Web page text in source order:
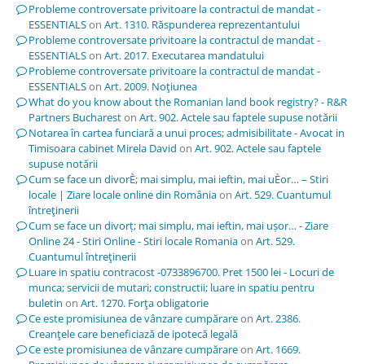
Probleme controversate privitoare la contractul de mandat -
ESSENTIALSon Art. 1310. Răspunderea reprezentantului
Probleme controversate privitoare la contractul de mandat -
ESSENTIALSon Art. 2017. Executarea mandatului
Probleme controversate privitoare la contractul de mandat -
ESSENTIALSon Art. 2009. Noţiunea
What do you know about the Romanian land book registry? - R&R
Partners Buchareston Art. 902. Actele sau faptele supuse notării
Notarea în cartea funciară a unui proces; admisibilitate - Avocat in
Timisoara cabinet Mirela David on Art. 902. Actele sau faptele
supuse notării
Cum se face un divorÈ; mai simplu, mai ieftin, mai uÈor… – Stiri
locale | Ziare locale online din Româniaon Art. 529. Cuantumul
întreţinerii
Cum se face un divorț; mai simplu, mai ieftin, mai ușor… - Ziare
Online 24 - Stiri Online - Stiri locale Romaniaon Art. 529.
Cuantumul întreţinerii
Luare in spatiu contracost -0733896700. Pret 1500 lei - Locuri de
munca; servicii de mutari; constructii; luare in spatiu pentru
buletin on Art. 1270. Forţa obligatorie
Ce este promisiunea de vânzare cumpărareon Art. 2386.
Creanţele care beneficiază de ipotecă legală
Ce este promisiunea de vânzare cumpărareon Art. 1669.